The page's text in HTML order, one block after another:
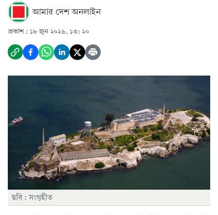
আমার দেশ অনলাইন
প্রকাশ : ১৮ জুন ২০২৬, ১৩: ২০
ছবি : সংগৃহীত